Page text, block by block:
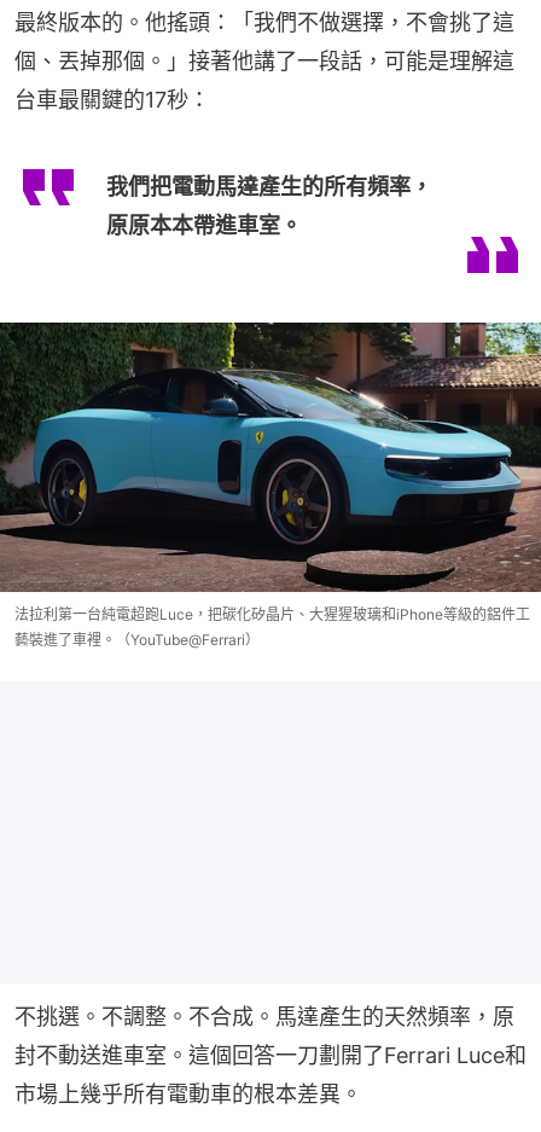
最終版本的。他搖頭：「我們不做選擇，不會挑了這
個、丟掉那個。」接著他講了一段話，可能是理解這
台車最關鍵的17秒：
我們把電動馬達產生的所有頻率，
原原本本帶進車室。
法拉利第一台純電超跑Luce，把碳化矽晶片、大猩猩玻璃和iPhone等級的鋁件工
藝裝進了車裡。（YouTube@Ferrari）
不挑選。不調整。不合成。馬達產生的天然頻率，原
封不動送進車室。這個回答一刀劃開了Ferrari Luce和
市場上幾乎所有電動車的根本差異。